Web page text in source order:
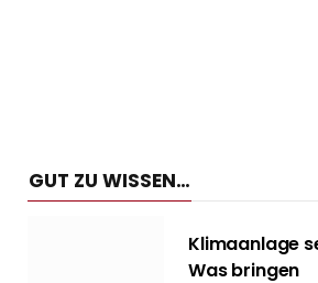
GUT ZU WISSEN…
Klimaanlage
Was bringen